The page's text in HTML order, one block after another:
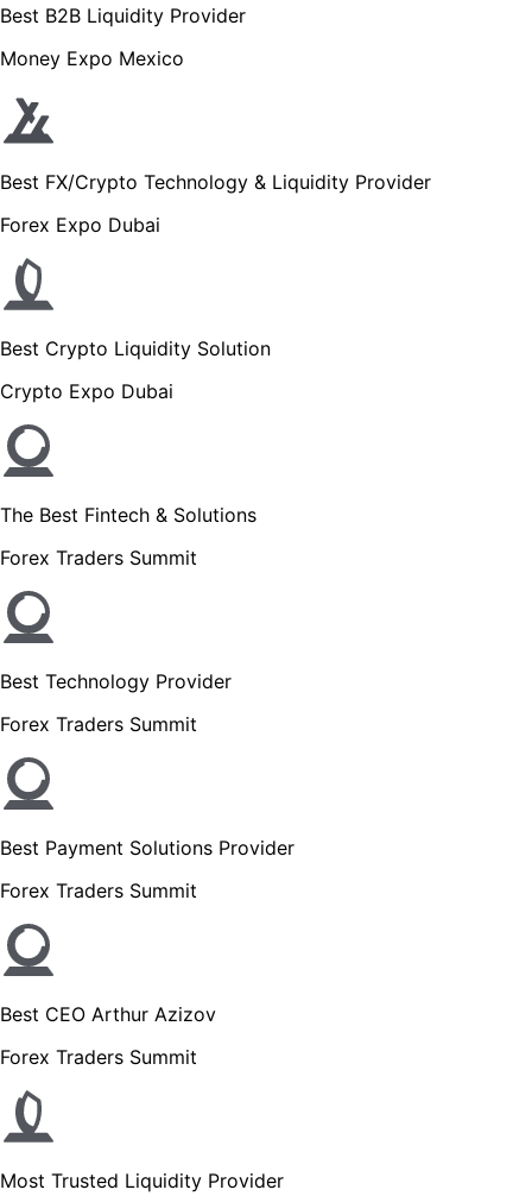
Best B2B Liquidity Provider
Money Expo Mexico
Best FX/Crypto Technology & Liquidity Provider
Forex Expo Dubai
Best Crypto Liquidity Solution
Crypto Expo Dubai
The Best Fintech & Solutions
Forex Traders Summit
Best Technology Provider
Forex Traders Summit
Best Payment Solutions Provider
Forex Traders Summit
Best CEO Arthur Azizov
Forex Traders Summit
Most Trusted Liquidity Provider